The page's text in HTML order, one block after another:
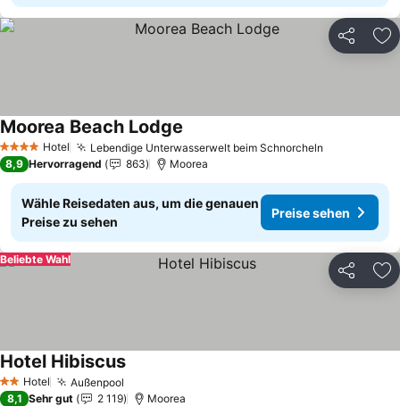
Teilen
4 Sterne Hotel Lebendige Unterwasserwelt beim Schnorcheln
Moorea Beach Lodge
8,9 Hervorragend 863 Moorea
Wähle Reisedaten aus, um die genauen
Preise zu sehen
Preise sehen
Teilen
Beliebte Wahl
2 Sterne
Hotel Außenpool
Hotel HibiscusPreise sehen
8,1 Sehr gut 2 119 Moorea